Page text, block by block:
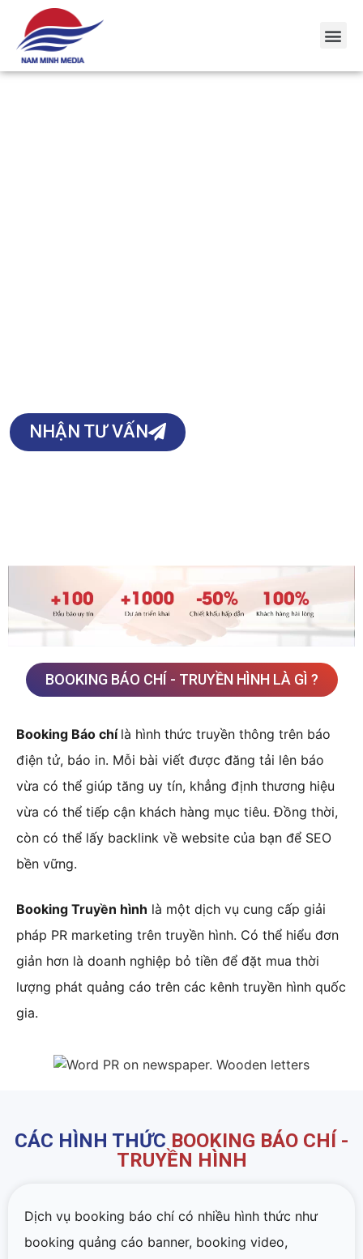
NHẬN TƯ VẤN
BOOKING BÁO CHÍ - TRUYỀN HÌNH LÀ GÌ ?
Booking Báo chí là hình thức truyền thông trên báo
điện tử, báo in. Mỗi bài viết được đăng tải lên báo
vừa có thể giúp tăng uy tín, khẳng định thương hiệu
vừa có thể tiếp cận khách hàng mục tiêu. Đồng thời,
còn có thể lấy backlink về website của bạn để SEO
bền vững.
Booking Truyền hình là một dịch vụ cung cấp giải
pháp PR marketing trên truyền hình. Có thể hiểu đơn
giản hơn là doanh nghiệp bỏ tiền để đặt mua thời
lượng phát quảng cáo trên các kênh truyền hình quốc
gia.
CÁC HÌNH THỨC BOOKING BÁO CHÍ -
TRUYỀN HÌNH
Dịch vụ booking báo chí có nhiều hình thức như
booking quảng cáo banner, booking video,